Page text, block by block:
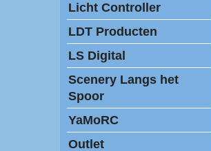
Licht Controller
LDT Producten
LS Digital
Scenery Langs het
Spoor
YaMoRC
Outlet